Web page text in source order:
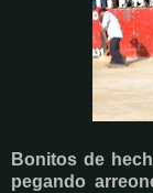
Bonitos de
pegando